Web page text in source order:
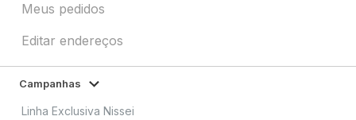
Meus pedidos
Editar endereços
Campanhas
Linha Exclusiva Nissei